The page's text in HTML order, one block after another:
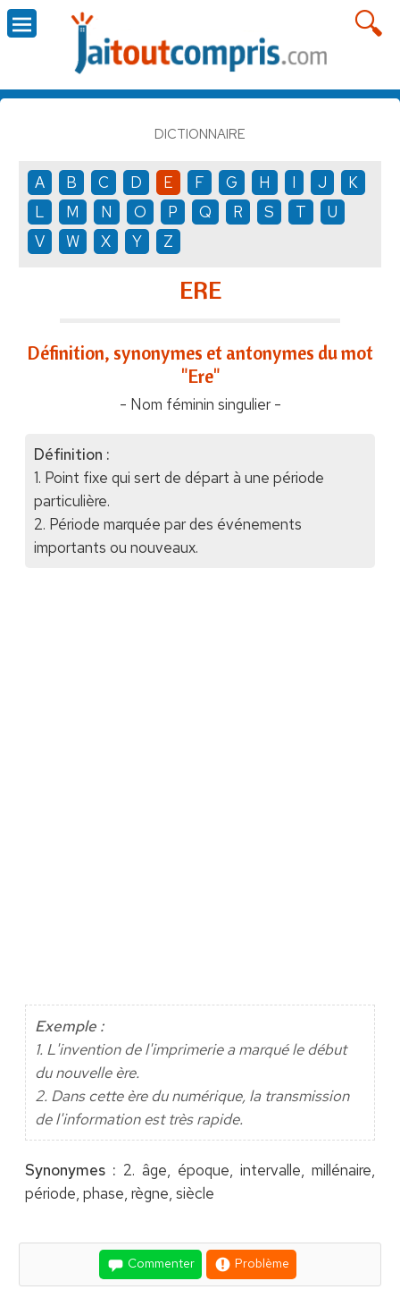
DICTIONNAIRE
A B C D E F G H I J
K
L
M N O P Q R S T
U
V
W X Y Z
ERE
Définition, synonymes et antonymes du mot
"Ere"
- Nom féminin singulier -
Définition :
1. Point fixe qui sert de départ à une période
particulière.
2. Période marquée par des événements
importants ou nouveaux.
Exemple :
1. L'invention de l'imprimerie a marqué le début
du nouvelle ère.
2. Dans cette ère du numérique, la transmission
de l'information est très rapide.
Synonymes : 2. âge, époque, intervalle, millénaire,
période, phase, règne, siècle
Commenter Problème